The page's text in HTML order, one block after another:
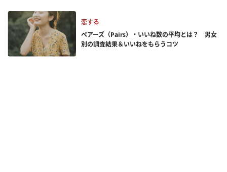
恋する
ペアーズ（Pairs）・いいね数の平均とは？ 男女
別の調査結果＆いいねをもらうコツ